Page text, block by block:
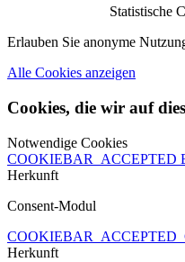
Statistische
Erlauben Sie anonyme
Alle Cookies anzeigen
Cookies, die wir auf
Notwendige Cookies
COOKIEBAR_ACCEPTED
Herkunft
Consent-Modul
Herkunft